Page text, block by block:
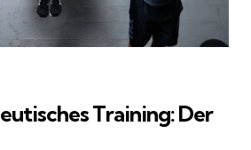
Training: Der